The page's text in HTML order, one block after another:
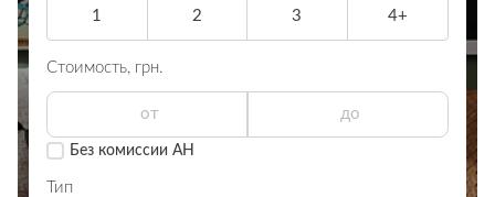
1 2 3 4+
Стоимость, грн.
Без комиссии АН
Тип